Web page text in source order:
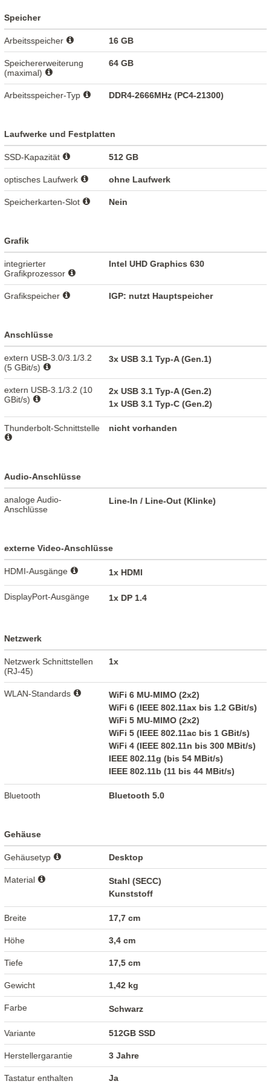
Speicher
Arbeitsspeicher 16 GB
Speichererweiterung
(maximal)
64 GB
Arbeitsspeicher-Typ DDR4-2666MHz (PC4-21300)
Laufwerke und Festplatten
SSD-Kapazität 512 GB
optisches Laufwerk ohne Laufwerk
Speicherkarten-Slot Nein
Grafik
integrierter
Grafikprozessor
Intel UHD Graphics 630
Grafikspeicher IGP: nutzt Hauptspeicher
Anschlüsse
extern USB-3.0/3.1/3.2
(5 GBit/s)
3x USB 3.1 Typ-A (Gen.1)
extern USB-3.1/3.2 (10
GBit/s)
2x USB 3.1 Typ-A (Gen.2)
1x USB 3.1 Typ-C (Gen.2)
Thunderbolt-Schnittstelle nicht vorhanden
Audio-Anschlüsse
analoge Audio-
Anschlüsse
Line-In / Line-Out (Klinke)
externe Video-Anschlüsse
HDMI-Ausgänge 1x HDMI
DisplayPort-Ausgänge 1x DP 1.4
Netzwerk
Netzwerk Schnittstellen
(RJ-45)
1x
WLAN-Standards
WiFi 6 MU-MIMO (2x2)
WiFi 6 (IEEE 802.11ax bis 1.2 GBit/s)
WiFi 5 MU-MIMO (2x2)
WiFi 5 (IEEE 802.11ac bis 1 GBit/s)
WiFi 4 (IEEE 802.11n bis 300 MBit/s)
IEEE 802.11g (bis 54 MBit/s)
IEEE 802.11b (11 bis 44 MBit/s)
Bluetooth Bluetooth 5.0
Gehäuse
Gehäusetyp Desktop
Material
Stahl (SECC)
Kunststoff
Breite 17,7 cm
Höhe 3,4 cm
Tiefe 17,5 cm
Gewicht 1,42 kg
Farbe Schwarz
Variante 512GB SSD
Herstellergarantie 3 Jahre
Tastatur enthalten Ja